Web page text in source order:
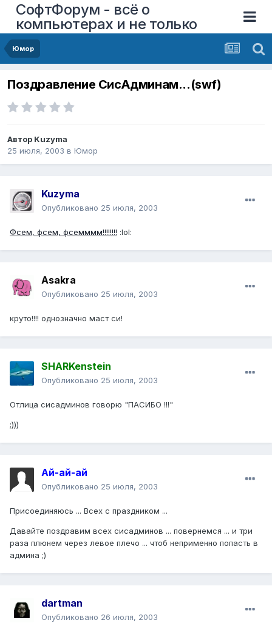
СофтФорум - всё о
компьютерах и не только
Юмор
Поздравление СисАдминам...(swf)
Автор Kuzyma
25 июля, 2003 в Юмор
Kuzyma
Опубликовано 25 июля, 2003
Фсем, фсем, фсемммм!!!!!!!! :lol:
Asakra
Опубликовано 25 июля, 2003
круто!!!! однозначно маст си!
SHARKenstein
Опубликовано 25 июля, 2003
Отлица сисадминов говорю "ПАСИБО !!!"
;)))
Ай-ай-ай
Опубликовано 25 июля, 2003
Присоединяюсь ... Всех с праздником ...
Давайте поздравим всех сисадминов ... повернемся ... и три
раза плюнем через левое плечо ... чтоб неприменно попасть в
админа ;)
dartman
Опубликовано 26 июля, 2003